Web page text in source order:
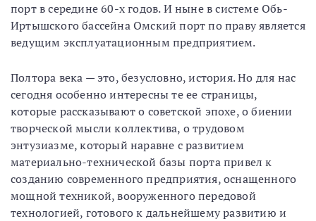
порт в середине 60-х годов. И ныне в системе Обь-
Иртышского бассейна Омский порт по праву является
ведущим эксплуатационным предприятием.
Полтора века — это, безусловно, история. Но для нас
сегодня особенно интересны те ее страницы,
которые рассказывают о советской эпохе, о биении
творческой мысли коллектива, о трудовом
энтузиазме, который наравне с развитием
материально-технической базы порта привел к
созданию современного предприятия, оснащенного
мощной техникой, вооруженного передовой
технологией, готового к дальнейшему развитию и